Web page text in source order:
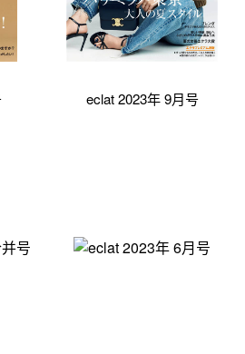
eclat 2023年 9月号